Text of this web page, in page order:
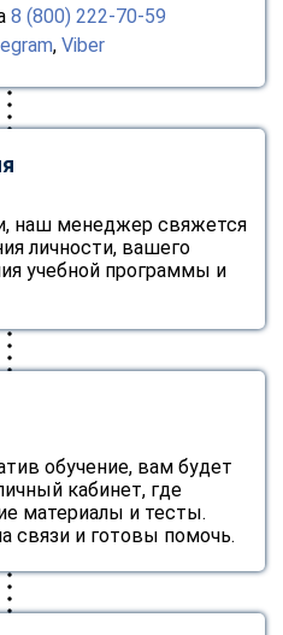
8 (800) 222-70-59
, Viber
наш менеджер свяжется
личности, вашего
учебной программы и
обучение, вам будет
кабинет, где
материалы и тесты.
связи и готовы помочь.